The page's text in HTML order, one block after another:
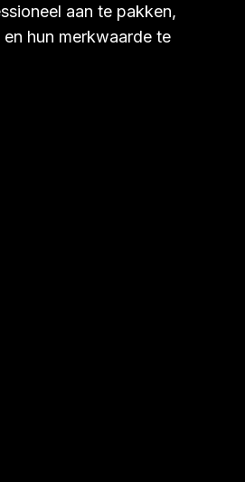
aan te pakken,
hun merkwaarde te